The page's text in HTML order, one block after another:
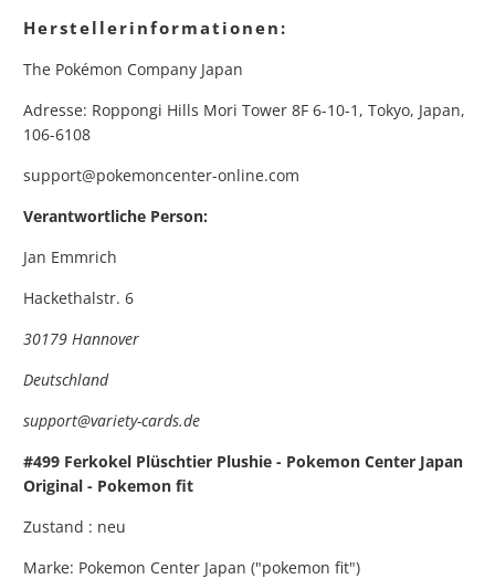
Herstellerinformationen:
The Pokémon Company Japan
Adresse: Roppongi Hills Mori Tower 8F 6-10-1, Tokyo, Japan,
106-6108
support@pokemoncenter-online.com
Verantwortliche Person:
Jan Emmrich
Hackethalstr. 6
30179 Hannover
Deutschland
support@variety-cards.de
#499 Ferkokel Plüschtier Plushie - Pokemon Center Japan
Original - Pokemon fit
Zustand : neu
Marke: Pokemon Center Japan ("pokemon fit")